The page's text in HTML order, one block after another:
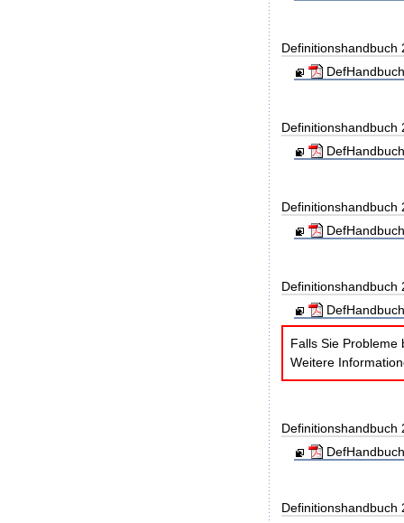
Definitionshandbuch
Definitionshandbuch
Definitionshandbuch
Definitionshandbuch
Falls Sie Probleme
Weitere
Definitionshandbuch
Definitionshandbuch